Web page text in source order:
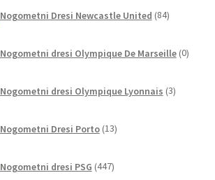
Nogometni Dresi Newcastle United 84izdelkov
Nogometni dresi Olympique De Marseille 0
Nogometni dresi Olympique Lyonnais 3izdelki
Nogometni Dresi Porto 13izdelkov
Nogometni dresi PSG 447izdelkov